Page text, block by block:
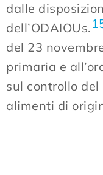
dalle
dell’ODAIOUs.
del 23
primaria e
sul controllo del
alimenti di